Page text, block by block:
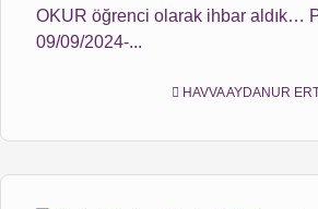
OKUR öğrenci olarak ihbar aldık…
09/09/2024-...
HAVVA AYDANUR